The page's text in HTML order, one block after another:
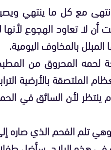
مع كل ما ينتهي
أن لا تعاود الهجوع
بالمخاوف اليومية.
لحمه المحروق من
الملتصقة بالأرضية
لأن السائق في
تلم الفحم الذي صاره